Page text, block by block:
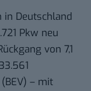
in Deutschland
Pkw neu
von 7,1
– mit